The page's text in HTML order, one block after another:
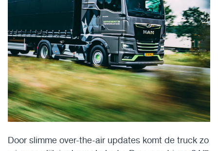
Door slimme over-the-air updates komt de truck zo